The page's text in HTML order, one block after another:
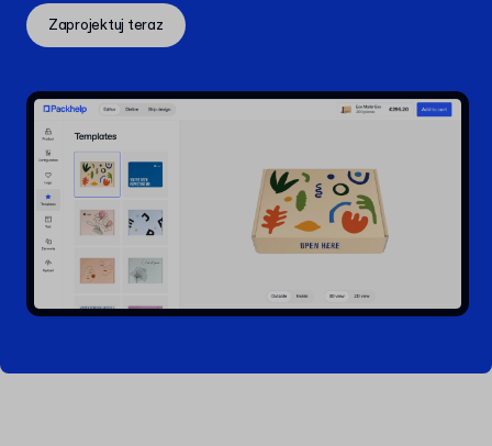
Zaprojektuj teraz